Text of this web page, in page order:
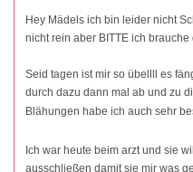
Hey Mädels ich bin leider nicht
nicht rein aber BITTE ich brauche
Seid tagen ist mir so übellll es
durch dazu dann mal ab und zu
Blähungen habe ich auch sehr
Ich war heute beim arzt und sie
ausschließen damit sie mir was